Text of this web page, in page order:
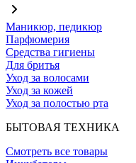
Маникюр, педикюр
Парфюмерия
Средства гигиены
Для бритья
Уход за волосами
Уход за кожей
Уход за полостью рта
БЫТОВАЯ ТЕХНИКА
Смотреть все товары